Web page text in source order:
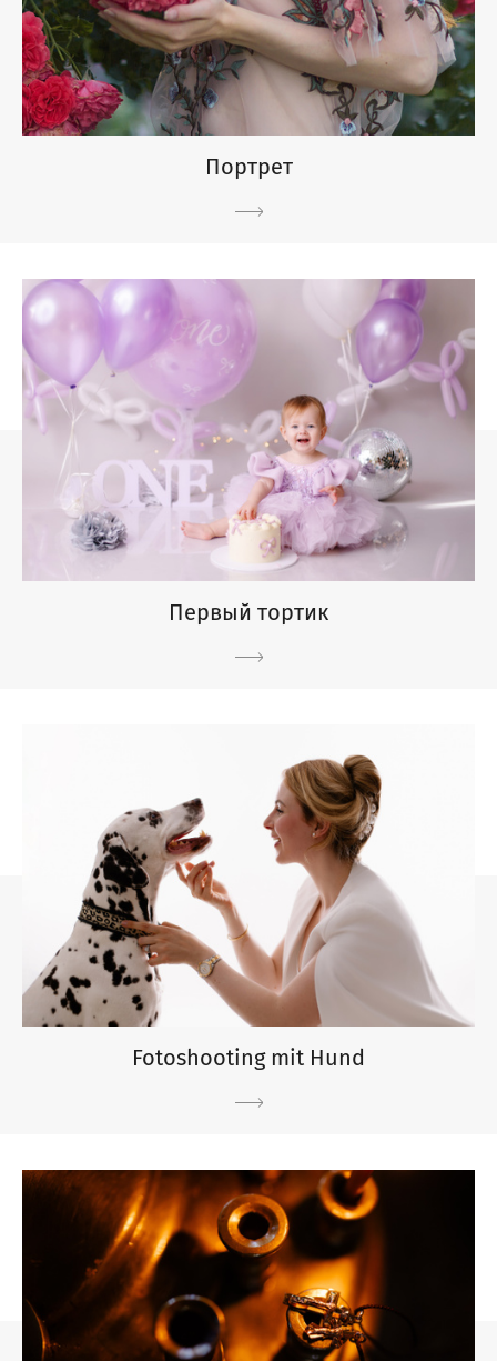
Портрет
Первый тортик
Fotoshooting mit Hund